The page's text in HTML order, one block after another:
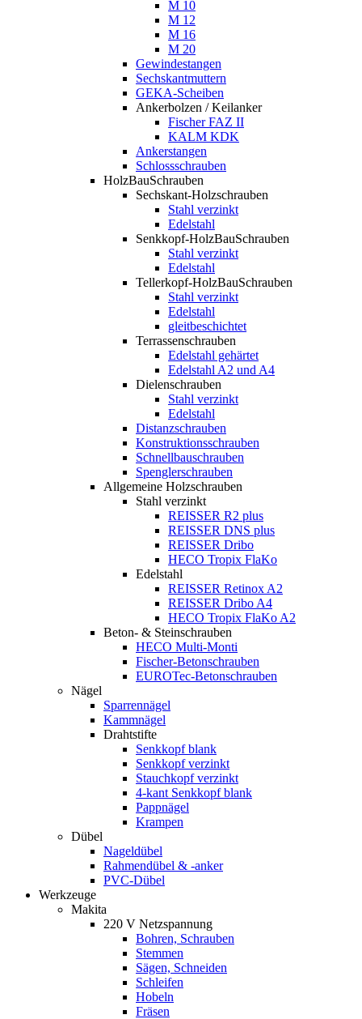
M 10
M 12
M 16
M 20
Gewindestangen
Sechskantmuttern
GEKA-Scheiben
Ankerbolzen / Keilanker
Fischer FAZ II
KALM KDK
Ankerstangen
Schlossschrauben
HolzBauSchrauben
Sechskant-Holzschrauben
Stahl verzinkt
Edelstahl
Senkkopf-HolzBauSchrauben
Stahl verzinkt
Edelstahl
Tellerkopf-HolzBauSchrauben
Stahl verzinkt
Edelstahl
gleitbeschichtet
Terrassenschrauben
Edelstahl gehärtet
Edelstahl A2 und A4
Dielenschrauben
Stahl verzinkt
Edelstahl
Distanzschrauben
Konstruktionsschrauben
Schnellbauschrauben
Spenglerschrauben
Allgemeine Holzschrauben
Stahl verzinkt
REISSER R2 plus
REISSER DNS plus
REISSER Dribo
HECO Tropix FlaKo
Edelstahl
REISSER Retinox A2
REISSER Dribo A4
HECO Tropix FlaKo A2
Beton- & Steinschrauben
HECO Multi-Monti
Fischer-Betonschrauben
EUROTec-Betonschrauben
Nägel
Sparrennägel
Kammnägel
Drahtstifte
Senkkopf blank
Senkkopf verzinkt
Stauchkopf verzinkt
4-kant Senkkopf blank
Pappnägel
Krampen
Dübel
Nageldübel
Rahmendübel & -anker
PVC-Dübel
Werkzeuge
Makita
220 V Netzspannung
Bohren, Schrauben
Stemmen
Sägen, Schneiden
Schleifen
Hobeln
Fräsen